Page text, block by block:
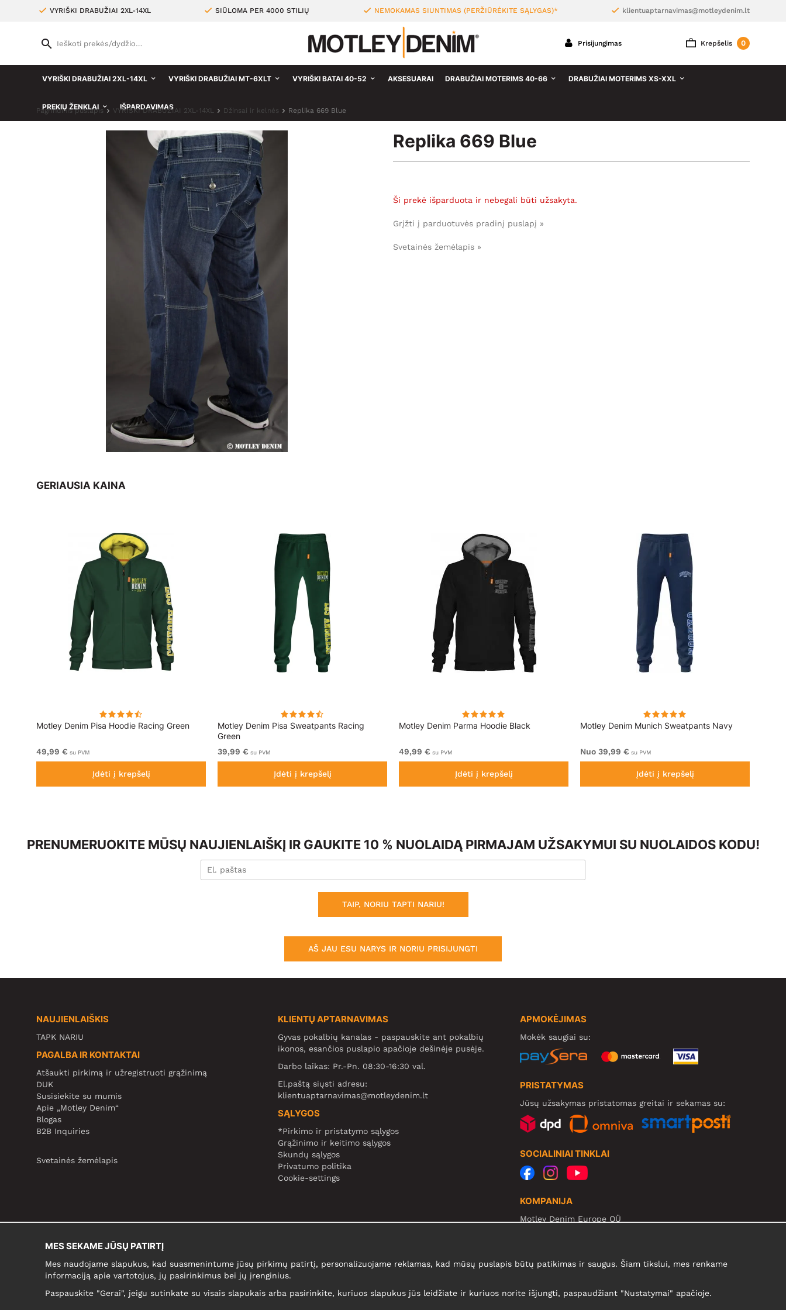
VYRIŠKI DRABUŽIAI 2XL-14XL SIŪLOMA PER 4000 STILIŲ NEMOKAMAS SIUNTIMAS (PERŽIŪRĖKITE SĄLYGAS)* klientuaptarnavimas@motleydenim.lt
Krepšelis 0
Prisijungimas
VYRIŠKI DRABUŽIAI 2XL-14XL VYRIŠKI DRABUŽIAI MT-6XLT VYRIŠKI BATAI 40-52 AKSESUARAI DRABUŽIAI MOTERIMS 40-66 DRABUŽIAI MOTERIMS XS-XXL
PREKIŲ ŽENKLAI IŠPARDAVIMAS
Pagrindinis puslapis VYRIŠKI DRABUŽIAI 2XL-14XL Džinsai ir kelnės Replika 669 Blue
Replika 669 Blue
Ši prekė išparduota ir nebegali būti užsakyta.
Grįžti į parduotuvės pradinį puslapį »
Svetainės žemėlapis »
GERIAUSIA KAINA
Motley Denim Pisa Hoodie Racing Green
49,99 € su PVM
Įdėti į krepšelį
Motley Denim Pisa Sweatpants Racing
Green
39,99 € su PVM
Įdėti į krepšelį
Motley Denim Parma Hoodie Black
49,99 € su PVM
Įdėti į krepšelį
Motley Denim Munich Sweatpants Navy
Nuo 39,99 € su PVM
Įdėti į krepšelį
PRENUMERUOKITE MŪSŲ NAUJIENLAIŠKĮ IR GAUKITE 10 % NUOLAIDĄ PIRMAJAM UŽSAKYMUI SU NUOLAIDOS KODU!
TAIP, NORIU TAPTI NARIU!
AŠ JAU ESU NARYS IR NORIU PRISIJUNGTI
NAUJIENLAIŠKIS
TAPK NARIU
PAGALBA IR KONTAKTAI
Atšaukti pirkimą ir užregistruoti grąžinimą
DUK
Susisiekite su mumis
Apie „Motley Denim“
Blogas
B2B Inquiries
Svetainės žemėlapis
KLIENTŲ APTARNAVIMAS
Gyvas pokalbių kanalas - paspauskite ant pokalbių
ikonos, esančios puslapio apačioje dešinėje pusėje.
Darbo laikas: Pr.-Pn. 08:30-16:30 val.
El.paštą siųsti adresu:
klientuaptarnavimas@motleydenim.lt
SĄLYGOS
*Pirkimo ir pristatymo sąlygos
Grąžinimo ir keitimo sąlygos
Skundų sąlygos
Privatumo politika
Cookie-settings
APMOKĖJIMAS
Mokėk saugiai su:
PRISTATYMAS
Jūsų užsakymas pristatomas greitai ir sekamas su:
SOCIALINIAI TINKLAI
KOMPANIJA
Motley Denim Europe OÜ
NB! Negrąžinti produktų šiuo adresu!
MES SEKAME JŪSŲ PATIRTĮ
Mes naudojame slapukus, kad suasmenintume jūsų pirkimų patirtį, personalizuojame reklamas, kad mūsų puslapis būtų patikimas ir saugus. Šiam tikslui, mes renkame
informaciją apie vartotojus, jų pasirinkimus bei jų įrenginius.
Paspauskite "Gerai", jeigu sutinkate su visais slapukais arba pasirinkite, kuriuos slapukus jūs leidžiate ir kuriuos norite išjungti, paspaudžiant "Nustatymai" apačioje.